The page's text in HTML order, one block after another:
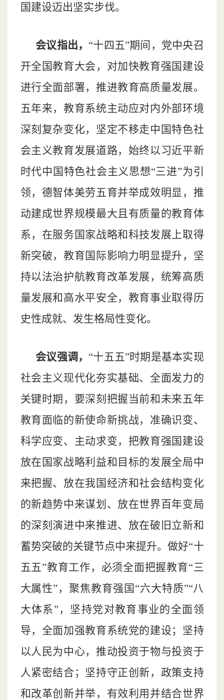
国建设迈出坚实步伐。
会议指出， “十四五”期间，党中央召
开全国教育大会，对加快教育强国建设
进行全面部署，推进教育高质量发展。
五年来，教育系统主动应对内外部环境
深刻复杂变化，坚定不移走中国特色社
会主义教育发展道路，始终以习近平新
时代中国特色社会主义思想“三进”为引
领，德智体美劳五育并举成效明显，推
动建成世界规模最大且有质量的教育体
系，在服务国家战略和科技发展上取得
新突破，教育国际影响力明显提升，坚
持以法治护航教育改革发展，统筹高质
量发展和高水平安全，教育事业取得历
史性成就、发生格局性变化。
会议强调， “十五五”时期是基本实现
社会主义现代化夯实基础、全面发力的
关键时期，要深刻把握当前和未来五年
教育面临的新使命新挑战，准确识变、
科学应变、主动求变，把教育强国建设
放在国家战略利益和目标的发展全局中
来把握、放在我国经济和社会结构变化
的新趋势中来谋划、放在世界百年变局
的深刻演进中来推进、放在破旧立新和
蓄势突破的关键节点中来提升。做好“十
五五”教育工作，必须全面把握教育“三
大属性”，聚焦教育强国“六大特质”“八
大体系”，坚持党对教育事业的全面领
导，全面加强教育系统党的建设；坚持
以人民为中心，推动投资于物与投资于
人紧密结合；坚持守正创新，政策支持
和改革创新并举，有效利用并结合世界